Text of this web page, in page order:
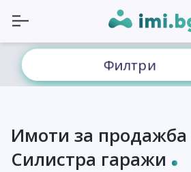
Филтри
Имоти за продажба
Силистра гаражи